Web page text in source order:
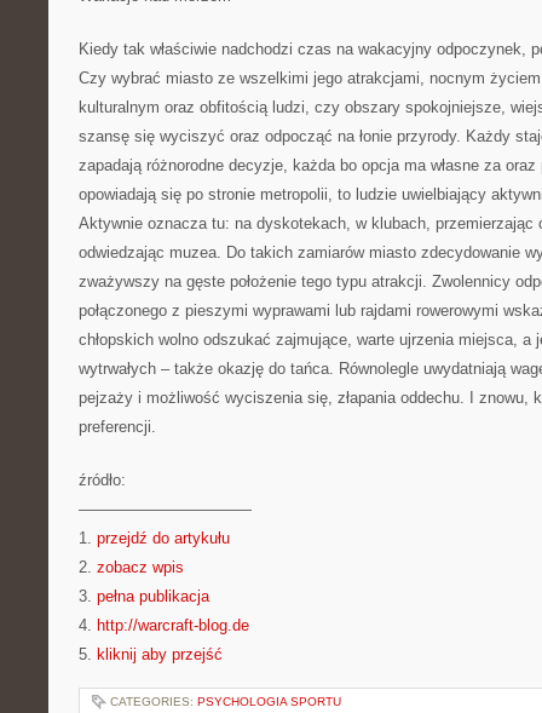
Kiedy tak właściwie nadchodzi czas na wakacyjny odpoczynek,
Czy wybrać miasto ze wszelkimi jego atrakcjami, nocnym
kulturalnym oraz obfitością ludzi, czy obszary spokojniejsze,
szansę się wyciszyć oraz odpocząć na łonie przyrody. Każdy
zapadają różnorodne decyzje, każda bo opcja ma własne za
opowiadają się po stronie metropolii, to ludzie uwielbiający
Aktywnie oznacza tu: na dyskotekach, w klubach, przemierzając
odwiedzając muzea. Do takich zamiarów miasto zdecydowanie
zważywszy na gęste położenie tego typu atrakcji. Zwolennicy
połączonego z pieszymi wyprawami lub rajdami rowerowymi
chłopskich wolno odszukać zajmujące, warte ujrzenia miejsca, a
wytrwałych – także okazję do tańca. Równolegle uwydatniają
pejzaży i możliwość wyciszenia się, złapania oddechu. I znowu,
preferencji.
źródło:
———————————
1. przejdź do artykułu
2. zobacz wpis
3. pełna publikacja
4. http://warcraft-blog.de
5. kliknij aby przejść
CATEGORIES: PSYCHOLOGIA SPORTU